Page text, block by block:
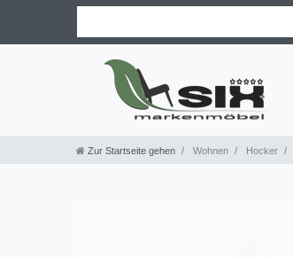
Zur Startseite gehen Wohnen Hocker